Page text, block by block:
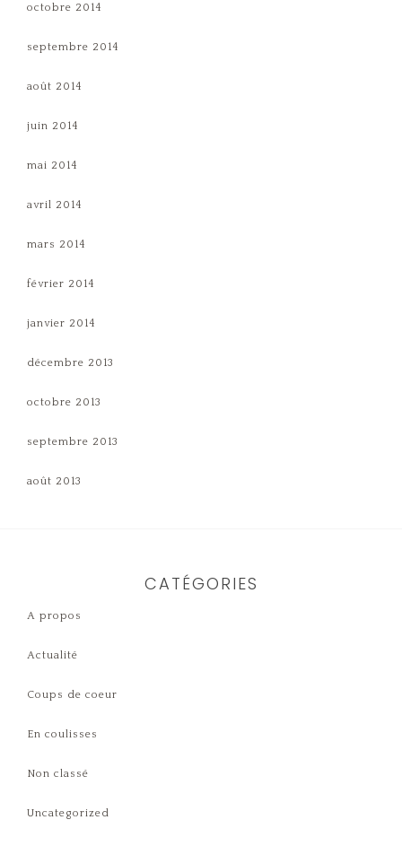
octobre 2014
septembre 2014
août 2014
juin 2014
mai 2014
avril 2014
mars 2014
février 2014
janvier 2014
décembre 2013
octobre 2013
septembre 2013
août 2013
CATÉGORIES
A propos
Actualité
Coups de coeur
En coulisses
Non classé
Uncategorized